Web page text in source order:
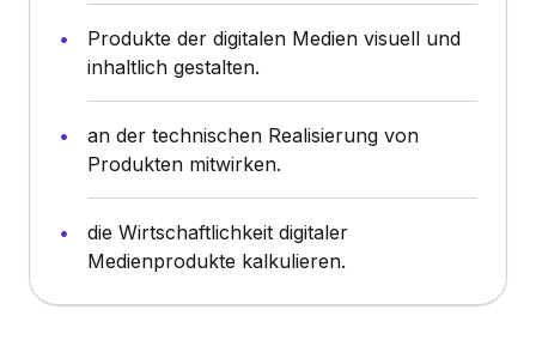
Produkte der digitalen Medien visuell und
inhaltlich gestalten.
an der technischen Realisierung von
Produkten mitwirken.
die Wirtschaftlichkeit digitaler
Medienprodukte kalkulieren.